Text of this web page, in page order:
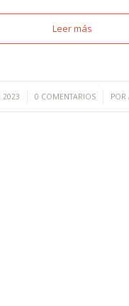
Leer más
2023 0 COMENTARIOS
/ POR